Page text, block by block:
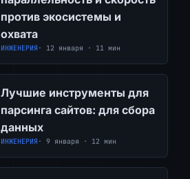
против экосистемы и
охвата
ИНЖЕНЕРИЯ · 12 января · 11 мин
Лучшие инструменты для
парсинга сайтов: для сбора
данных
ИНЖЕНЕРИЯ · 9 января · 12 мин